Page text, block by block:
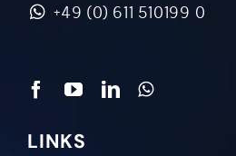
+49 (0) 611 510199 0
LINKS